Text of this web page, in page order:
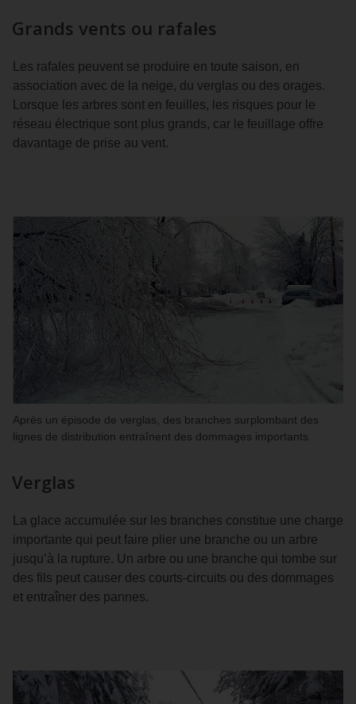
Grands vents ou rafales
Les rafales peuvent se produire en toute saison, en
association avec de la neige, du verglas ou des orages.
Lorsque les arbres sont en feuilles, les risques pour le
réseau électrique sont plus grands, car le feuillage offre
davantage de prise au vent.
Après un épisode de verglas, des branches surplombant des
lignes de distribution entraînent des dommages importants.
Verglas
La glace accumulée sur les branches constitue une charge
importante qui peut faire plier une branche ou un arbre
jusqu’à la rupture. Un arbre ou une branche qui tombe sur
des fils peut causer des courts-circuits ou des dommages
et entraîner des pannes.